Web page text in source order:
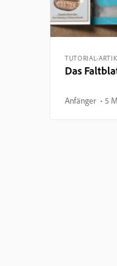
TUTORIAL-
Das
Anfänger 5